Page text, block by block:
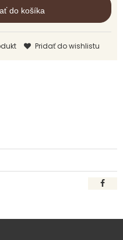
do košíka
Pridať do wishlistu